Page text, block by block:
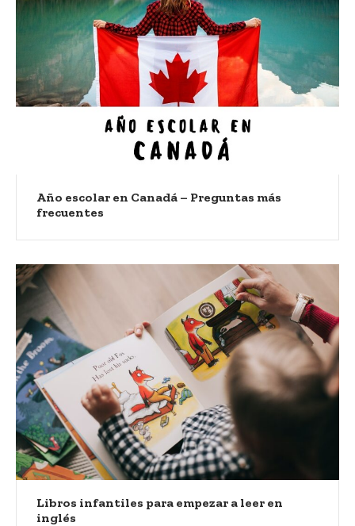
Año escolar en Canadá – Preguntas más
frecuentes
Libros infantiles para empezar a leer en
inglés